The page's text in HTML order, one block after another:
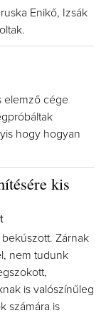
Enikő, Izsák
elemző cége
hogy hogyan
kis
Zárnak
nem tudunk
is valószínűleg
számára is